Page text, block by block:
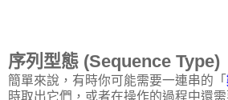
序列型態 (Sequence Type)
簡單來說，有時你可能需要一連串的「
時取出它們，或者在操作的過程中還需